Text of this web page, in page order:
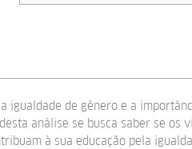
igualdade de gênero e a
análise se busca saber se os
à sua educação pela